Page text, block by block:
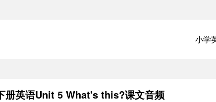
小学
册英语Unit 5 What's this?课文音频